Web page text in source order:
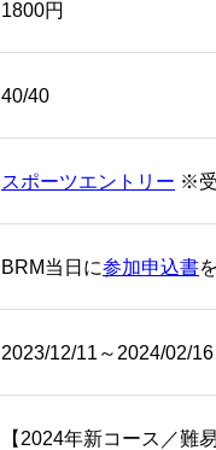
1800円
40/40
スポーツエントリー ※
BRM当日に参加申込書
2023/12/11～2024/02/16
【2024年新コース／難